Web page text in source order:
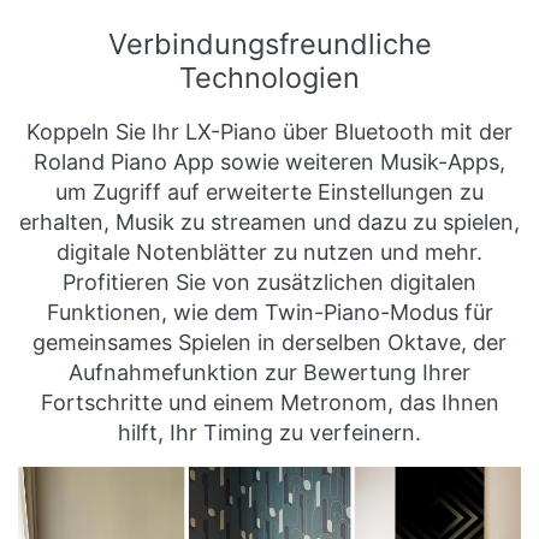
Verbindungsfreundliche
Technologien
Koppeln Sie Ihr LX-Piano über Bluetooth mit der
Roland Piano App sowie weiteren Musik-Apps,
um Zugriff auf erweiterte Einstellungen zu
erhalten, Musik zu streamen und dazu zu spielen,
digitale Notenblätter zu nutzen und mehr.
Profitieren Sie von zusätzlichen digitalen
Funktionen, wie dem Twin-Piano-Modus für
gemeinsames Spielen in derselben Oktave, der
Aufnahmefunktion zur Bewertung Ihrer
Fortschritte und einem Metronom, das Ihnen
hilft, Ihr Timing zu verfeinern.